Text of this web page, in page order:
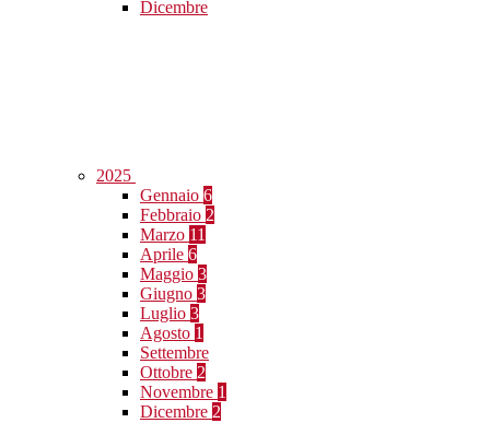
Dicembre
2025
Gennaio 6
Febbraio 2
Marzo 11
Aprile 6
Maggio 3
Giugno 3
Luglio 3
Agosto 1
Settembre
Ottobre 2
Novembre 1
Dicembre 2